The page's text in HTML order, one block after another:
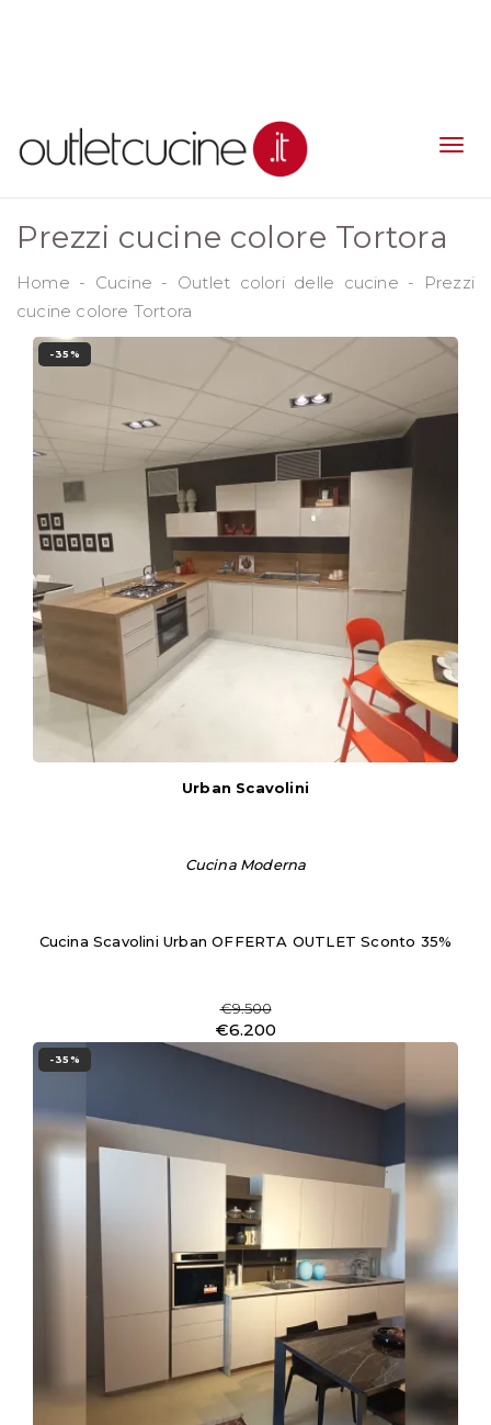
Prezzi cucine colore Tortora
Home - Cucine - Outlet colori delle cucine -
Prezzi
cucine colore Tortora
-35%
Urban Scavolini
Cucina Moderna
Cucina Scavolini Urban OFFERTA OUTLET Sconto 35%
€9.500
€6.200
-35%